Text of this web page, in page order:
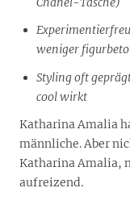
weniger
Styling oft
cool wirkt
Katharina Amalia
männliche. Aber
Katharina Amalia,
aufreizend.